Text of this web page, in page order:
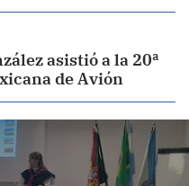
asistió a la 20ª
de Avión